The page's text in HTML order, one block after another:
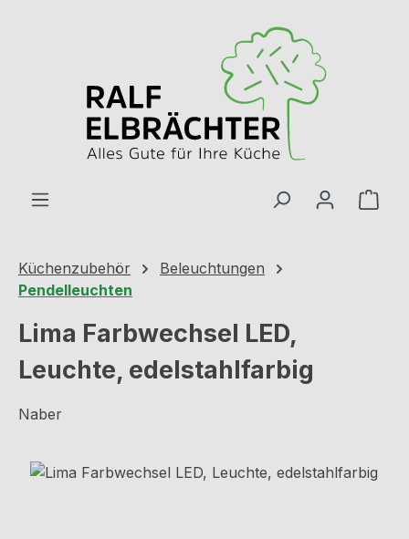
Küchenzubehör
Beleuchtungen
Pendelleuchten
Lima Farbwechsel LED,
Leuchte, edelstahlfarbig
Naber
Bildergalerie überspringen